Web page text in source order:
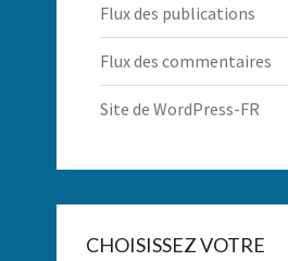
Flux des publications
Flux des commentaires
Site de WordPress-FR
CHOISISSEZ VOTRE